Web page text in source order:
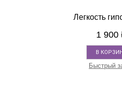
Легкость
1 900
В
Быстрый